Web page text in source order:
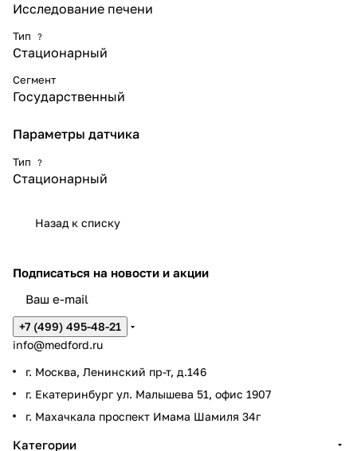
Исследование печени
Тип ?
Стационарный
Сегмент
Государственный
Параметры датчика
Тип ?
Стационарный
Назад к списку
Подписаться на новости и акции
+7 (499) 495-48-21
info@medford.ru
г. Москва, Ленинский пр-т, д.146
г. Екатеринбург ул. Малышева 51, офис 1907
г. Махачкала проспект Имама Шамиля 34г
Категории